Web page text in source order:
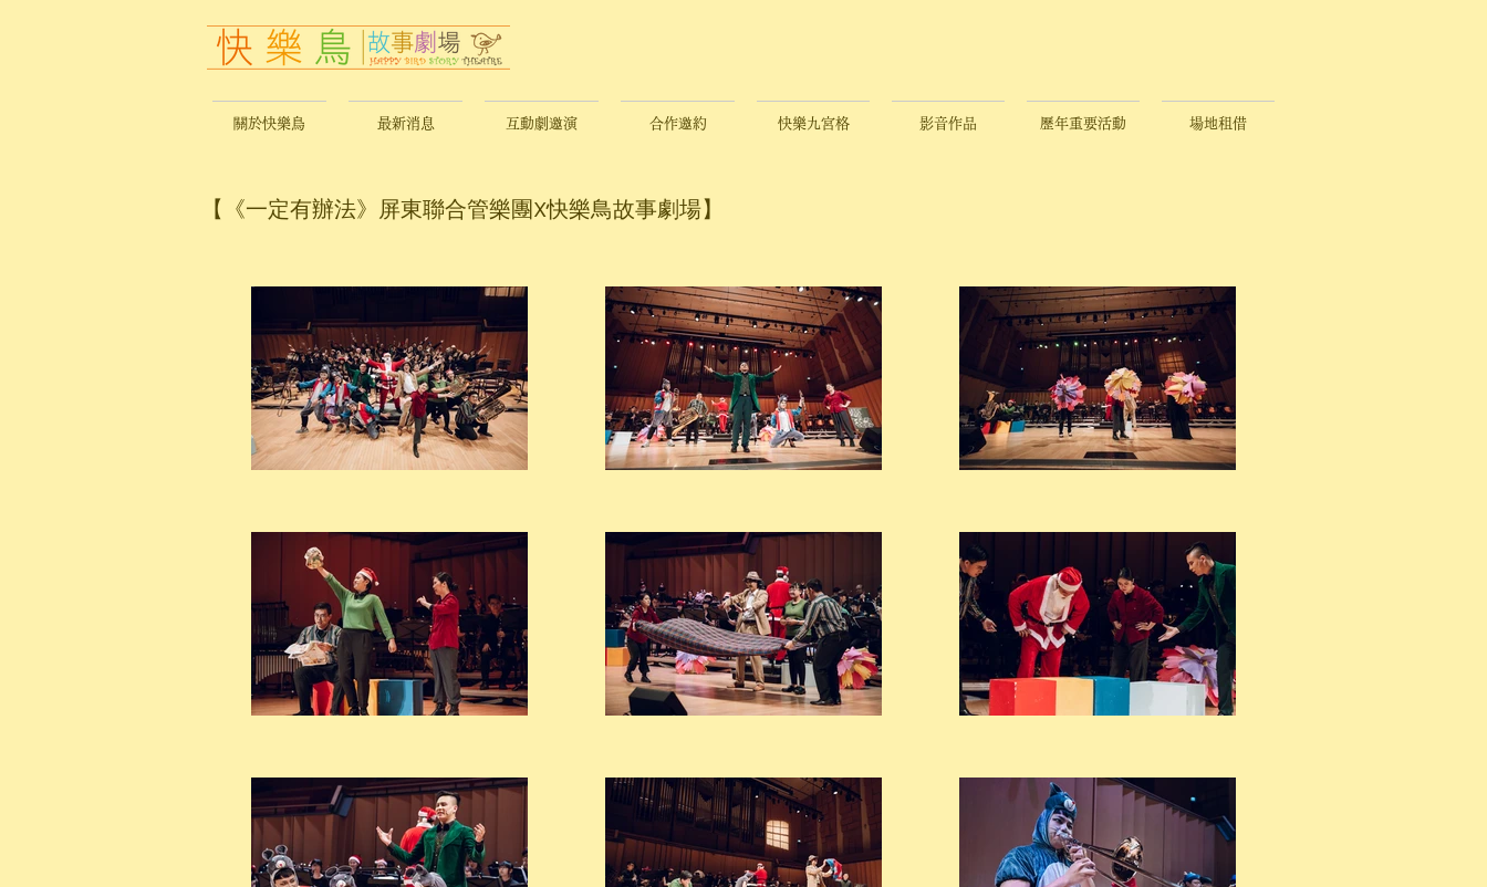
關於快樂鳥 最新消息 互動劇邀演 合作邀約 快樂九宮格 影音作品 歷年重要活動 場地租借
【《一定有辦法》屏東聯合管樂團X快樂鳥故事劇場】